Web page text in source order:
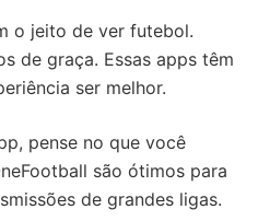
o jeito de ver futebol.
de graça. Essas apps têm
ser melhor.
pense no que você
são ótimos para
de grandes ligas.